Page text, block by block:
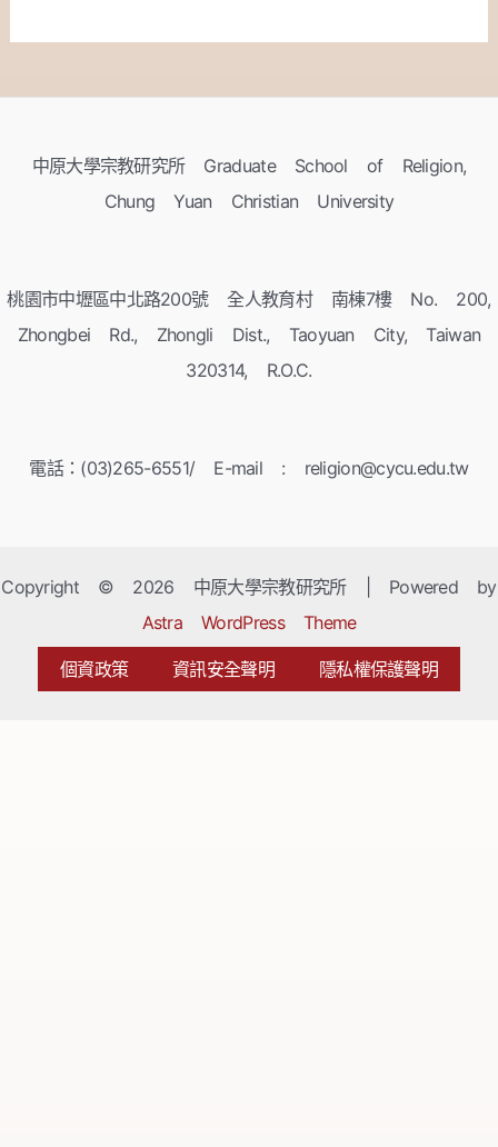
中原大學宗教研究所 Graduate School of Religion,
Chung Yuan Christian University
桃園市中壢區中北路200號 全人教育村 南棟7樓 No. 200,
Zhongbei Rd., Zhongli Dist., Taoyuan City, Taiwan
320314, R.O.C.
電話：(03)265-6551/ E-mail : religion@cycu.edu.tw
Copyright © 2026 中原大學宗教研究所 | Powered by
Astra WordPress Theme
個資政策 資訊安全聲明 隱私權保護聲明